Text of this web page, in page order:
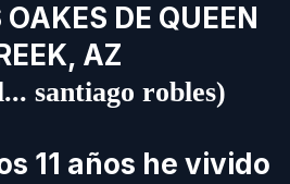
DE QUEEN
AZ
santiago robles)
11 años he vivido